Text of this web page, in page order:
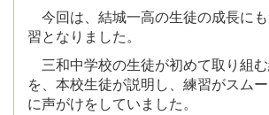
今回は、結城一高の生徒の成長に
習となりました。
三和中学校の生徒が初めて取り組
を、本校生徒が説明し、練習がスム
に声がけをしていました。